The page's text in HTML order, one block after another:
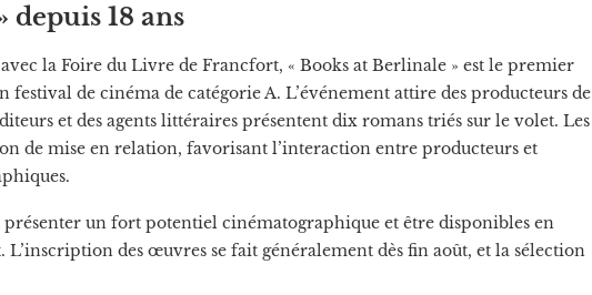
depuis 18 ans
la Foire du Livre de Francfort, « Books at Berlinale » est le premier
festival de cinéma de catégorie A. L’événement attire des producteurs de
et des agents littéraires présentent dix romans triés sur le volet. Les
de mise en relation, favorisant l’interaction entre producteurs et
présenter un fort potentiel cinématographique et être disponibles en
des œuvres se fait généralement dès fin août, et la sélection